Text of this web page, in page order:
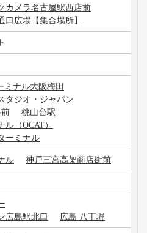
メラ名古屋駅西店前
広場【集合場所】
ミナル大阪梅田
タジオ・ジャパン
桃山台駅
（OCAT）
ーミナル
ル 神戸三宮高架商店街前
広島駅北口
広島 八丁堀